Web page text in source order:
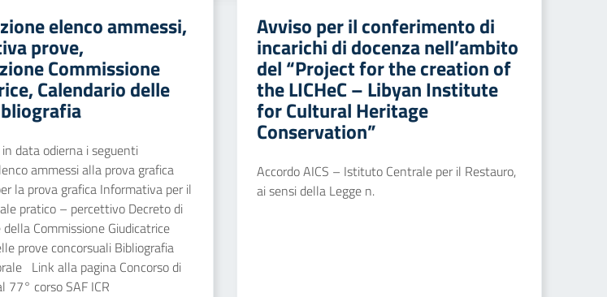
elenco ammessi,
prove,
Commissione
Calendario delle
data odierna i seguenti
ammessi alla prova grafica
la prova grafica Informativa per il
pratico – percettivo Decreto di
Commissione Giudicatrice
prove concorsuali Bibliografia
Link alla pagina Concorso di
77° corso SAF ICR
Avviso per il conferimento di
incarichi di docenza nell’ambito
del “Project for the creation of
the LICHeC – Libyan Institute
for Cultural Heritage
Conservation”
Accordo AICS – Istituto Centrale per il Restauro,
ai sensi della Legge n.